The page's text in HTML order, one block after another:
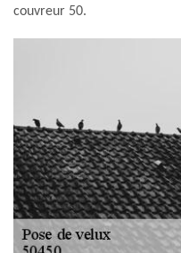
couvreur 50.